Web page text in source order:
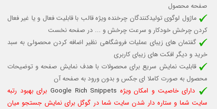
صفحه محصول
ماژول لوگوی تولیدکنندگان چرخنده ویژه قالب با قابلیت فعال و یا غیر فعال
کردن چرخش خودکار و سرعت چرخش و ... در صفحه نخست
گفتمان های زیبای عملیات فروشگاهی نظیر اضافه کردن محصولی به سبد
خرید و دیگر افکت های زیبای کاربری
قابلیت نمایش سریع برای محصولات با هدف نمایش صفحه و توضیحات
محصول به صورت کاملا ای جکس و بدون ورود به صفحه آن
دارای خاصیت و امکان ویژه Google Rich Snippets برای بهبود رتبه
سایت شما و ستاره دار شدن سایت شما در گوگل برای نمایش جستجو میان